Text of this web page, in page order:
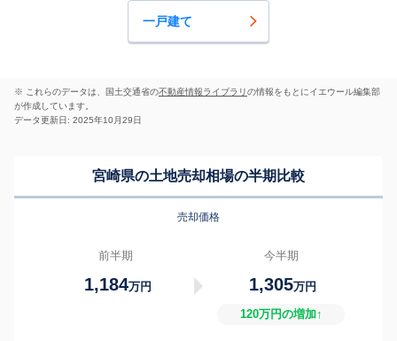
一戸建て
※ これらのデータは、国土交通省の不動産情報ライブラリの情報をもとにイエウール編集部
が作成しています。
データ更新日: 2025年10月29日
宮崎県の土地売却相場の半期比較
売却価格
前半期
1,184万円
今半期
1,305万円
120万円の増加↑